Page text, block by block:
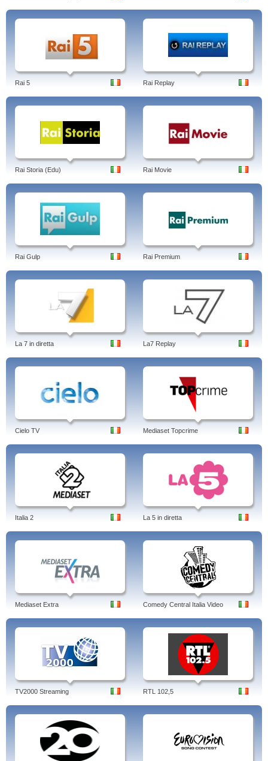
Rai 5 Rai Replay
Rai Storia (Edu) Rai Movie
Rai Gulp Rai Premium
La 7 in diretta La7 Replay
Cielo TV Mediaset Topcrime
Italia 2 La 5 in diretta
Mediaset Extra Comedy Central Italia Video
TV2000 Streaming RTL 102,5